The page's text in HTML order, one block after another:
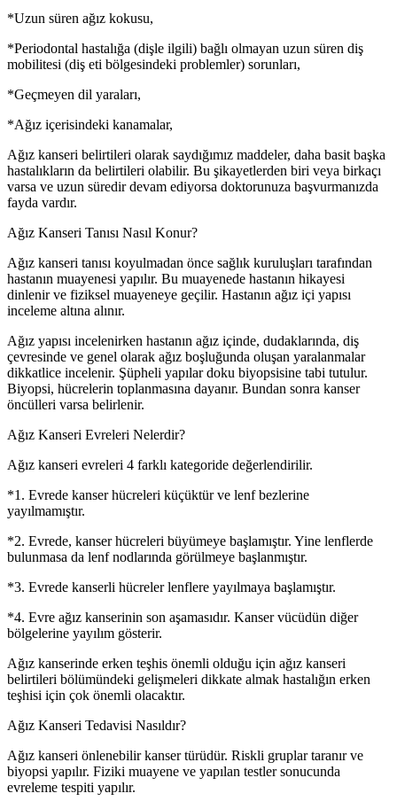
*Uzun süren ağız kokusu,
*Periodontal hastalığa (dişle ilgili) bağlı olmayan uzun süren diş
mobilitesi (diş eti bölgesindeki problemler) sorunları,
*Geçmeyen dil yaraları,
*Ağız içerisindeki kanamalar,
Ağız kanseri belirtileri olarak saydığımız maddeler, daha basit başka
hastalıkların da belirtileri olabilir. Bu şikayetlerden biri veya birkaçı
varsa ve uzun süredir devam ediyorsa doktorunuza başvurmanızda
fayda vardır.
Ağız Kanseri Tanısı Nasıl Konur?
Ağız kanseri tanısı koyulmadan önce sağlık kuruluşları tarafından
hastanın muayenesi yapılır. Bu muayenede hastanın hikayesi
dinlenir ve fiziksel muayeneye geçilir. Hastanın ağız içi yapısı
inceleme altına alınır.
Ağız yapısı incelenirken hastanın ağız içinde, dudaklarında, diş
çevresinde ve genel olarak ağız boşluğunda oluşan yaralanmalar
dikkatlice incelenir. Şüpheli yapılar doku biyopsisine tabi tutulur.
Biyopsi, hücrelerin toplanmasına dayanır. Bundan sonra kanser
öncülleri varsa belirlenir.
Ağız Kanseri Evreleri Nelerdir?
Ağız kanseri evreleri 4 farklı kategoride değerlendirilir.
*1. Evrede kanser hücreleri küçüktür ve lenf bezlerine
yayılmamıştır.
*2. Evrede, kanser hücreleri büyümeye başlamıştır. Yine lenflerde
bulunmasa da lenf nodlarında görülmeye başlanmıştır.
*3. Evrede kanserli hücreler lenflere yayılmaya başlamıştır.
*4. Evre ağız kanserinin son aşamasıdır. Kanser vücüdün diğer
bölgelerine yayılım gösterir.
Ağız kanserinde erken teşhis önemli olduğu için ağız kanseri
belirtileri bölümündeki gelişmeleri dikkate almak hastalığın erken
teşhisi için çok önemli olacaktır.
Ağız Kanseri Tedavisi Nasıldır?
Ağız kanseri önlenebilir kanser türüdür. Riskli gruplar taranır ve
biyopsi yapılır. Fiziki muayene ve yapılan testler sonucunda
evreleme tespiti yapılır.